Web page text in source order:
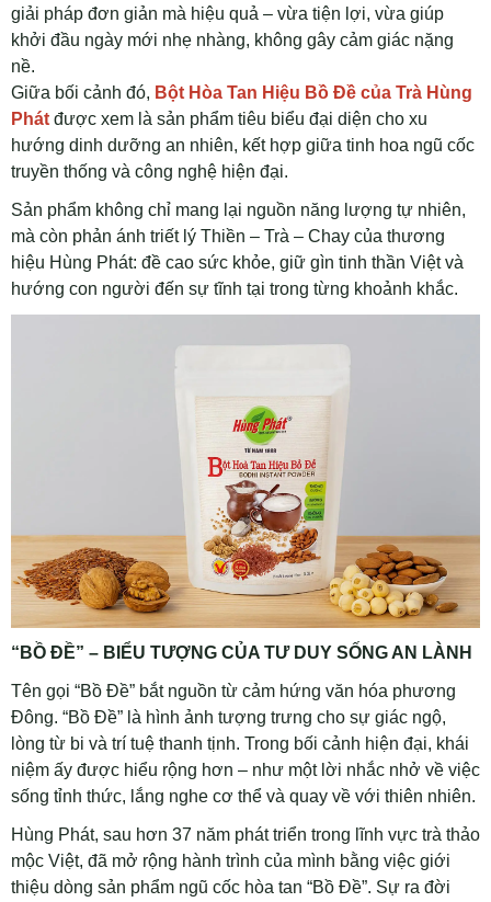
giải pháp đơn giản mà hiệu quả – vừa tiện lợi, vừa giúp
khởi đầu ngày mới nhẹ nhàng, không gây cảm giác nặng
nề.
Giữa bối cảnh đó, Bột Hòa Tan Hiệu Bồ Đề của Trà Hùng
Phát được xem là sản phẩm tiêu biểu đại diện cho xu
hướng dinh dưỡng an nhiên, kết hợp giữa tinh hoa ngũ cốc
truyền thống và công nghệ hiện đại.
Sản phẩm không chỉ mang lại nguồn năng lượng tự nhiên,
mà còn phản ánh triết lý Thiền – Trà – Chay của thương
hiệu Hùng Phát: đề cao sức khỏe, giữ gìn tinh thần Việt và
hướng con người đến sự tĩnh tại trong từng khoảnh khắc.
“BỒ ĐỀ” – BIỂU TƯỢNG CỦA TƯ DUY SỐNG AN LÀNH
Tên gọi “Bồ Đề” bắt nguồn từ cảm hứng văn hóa phương
Đông. “Bồ Đề” là hình ảnh tượng trưng cho sự giác ngộ,
lòng từ bi và trí tuệ thanh tịnh. Trong bối cảnh hiện đại, khái
niệm ấy được hiểu rộng hơn – như một lời nhắc nhở về việc
sống tỉnh thức, lắng nghe cơ thể và quay về với thiên nhiên.
Hùng Phát, sau hơn 37 năm phát triển trong lĩnh vực trà thảo
mộc Việt, đã mở rộng hành trình của mình bằng việc giới
thiệu dòng sản phẩm ngũ cốc hòa tan “Bồ Đề”. Sự ra đời